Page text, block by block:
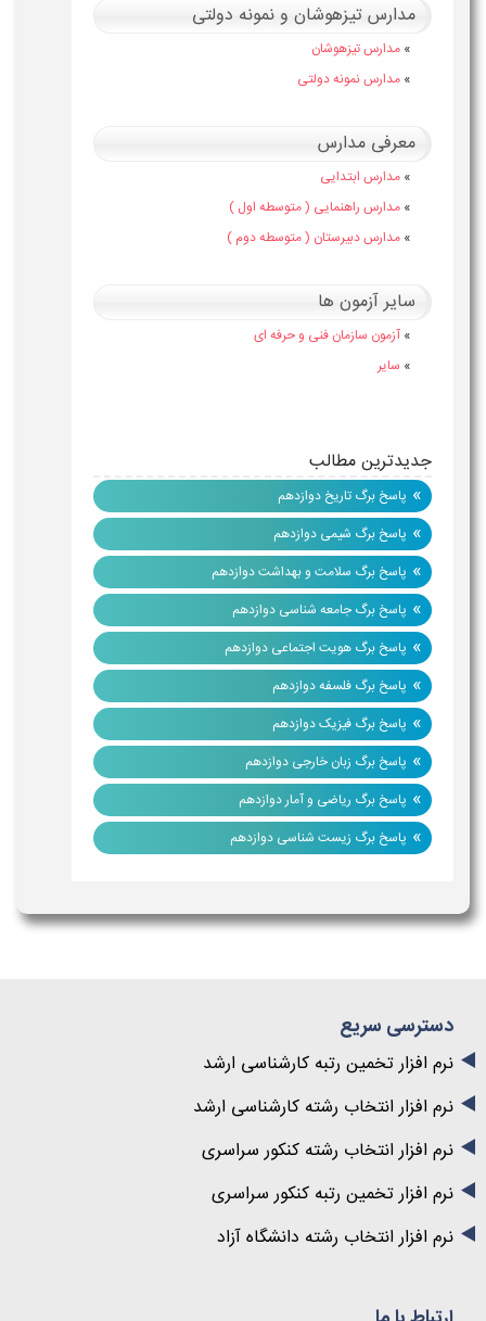
مدارس تیزهوشان و نمونه دولتی
» مدارس تیزهوشان
» مدارس نمونه دولتی
معرفی مدارس
» مدارس ابتدایی
» مدارس راهنمایی ( متوسطه اول )
» مدارس دبیرستان ( متوسطه دوم )
سایر آزمون ها
» آزمون سازمان فنی و حرفه ای
» سایر
جدیدترین مطالب
» پاسخ برگ تاریخ دوازدهم
» پاسخ برگ شیمی دوازدهم
» پاسخ برگ سلامت و بهداشت دوازدهم
» پاسخ برگ جامعه شناسی دوازدهم
» پاسخ برگ هویت اجتماعی دوازدهم
» پاسخ برگ فلسفه دوازدهم
» پاسخ برگ فیزیک دوازدهم
» پاسخ برگ زبان خارجی دوازدهم
» پاسخ برگ ریاضی و آمار دوازدهم
» پاسخ برگ زیست شناسی دوازدهم
دسترسی سریع
نرم افزار تخمین رتبه کارشناسی ارشد
نرم افزار انتخاب رشته کارشناسی ارشد
نرم افزار انتخاب رشته کنکور سراسری
نرم افزار تخمین رتبه کنکور سراسری
نرم افزار انتخاب رشته دانشگاه آزاد